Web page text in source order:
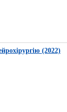
(2022)